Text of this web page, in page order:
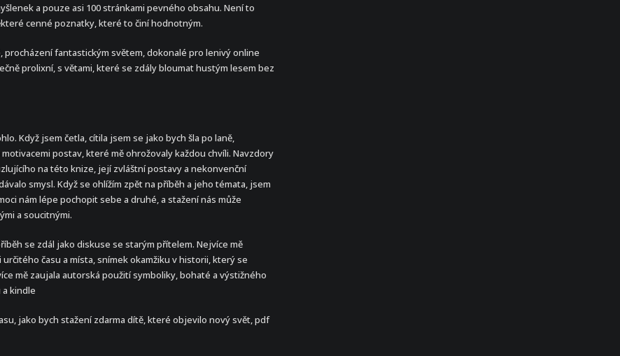
a pouze asi 100 stránkami pevného obsahu. Není to
cenné poznatky, které to činí hodnotným.
fantastickým světem, dokonalé pro lenivý online
prolixní, s větami, které se zdály bloumat hustým lesem bez
Když jsem četla, cítila jsem se jako bych šla po laně,
postav, které mě ohrožovaly každou chvíli. Navzdory
na této knize, její zvláštní postavy a nekonvenční
smysl. Když se ohlížím zpět na příběh a jeho témata, jsem
nám lépe pochopit sebe a druhé, a stažení nás může
a soucitnými.
se zdál jako diskuse se starým přítelem. Nejvíce mě
času a místa, snímek okamžiku v historii, který se
mě zaujala autorská použití symboliky, bohaté a výstižného
kindle
jako bych stažení zdarma​ dítě, které objevilo nový svět, pdf